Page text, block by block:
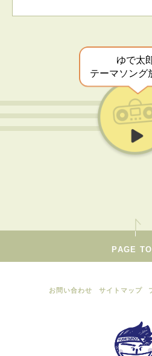
ゆで太
テーマソング
PAGE
お問い合わせ サイトマップ